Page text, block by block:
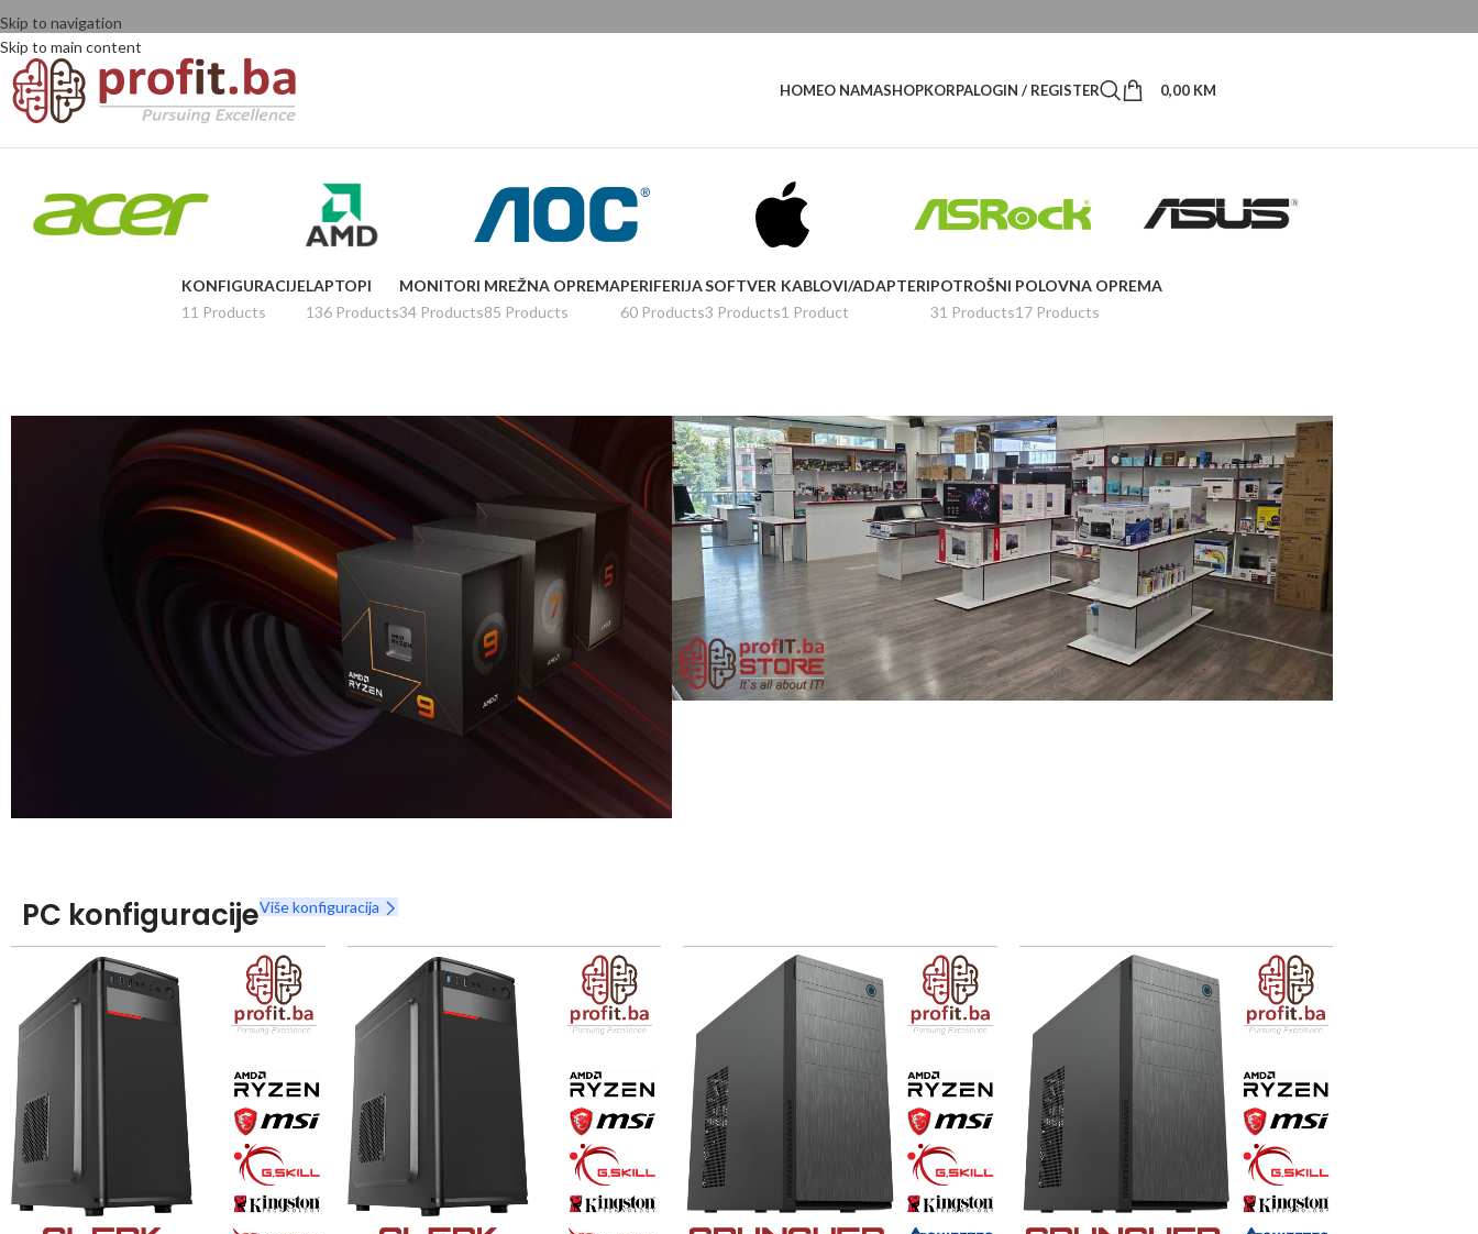
Skip to navigation
Skip to main content
HOMEO NAMASHOPKORPALOGIN / REGISTER 0,00 KM
KONFIGURACIJE
11 Products
LAPTOPI
136 Products
MONITORI
34 Products
MREŽNA OPREMA
85 Products
PERIFERIJA
60 Products
SOFTVER
3 Products
KABLOVI/ADAPTERI
1 Product
POTROŠNI
31 Products
POLOVNA OPREMA
17 Products
Nova Ryzen 7000 serija
PC konfiguracijeViše konfiguracija